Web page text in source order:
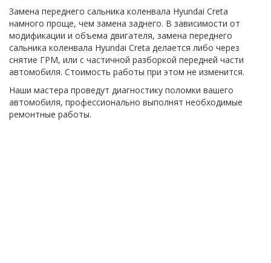
Замена переднего сальника коленвала Hyundai Creta
намного проще, чем замена заднего. В зависимости от
модификации и объема двигателя, замена переднего
сальника коленвала Hyundai Creta делается либо через
снятие ГРМ, или с частичной разборкой передней части
автомобиля. Стоимость работы при этом не изменится.
Наши мастера проведут диагностику поломки вашего
автомобиля, профессионально выполнят необходимые
ремонтные работы.